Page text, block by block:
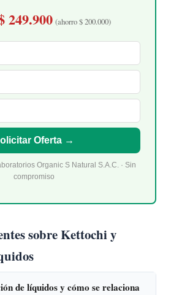
249.900 (ahorro $ 200.000)
Oferta →
Organic S Natural S.A.C. · Sin
compromiso
sobre Kettochi y
de líquidos y cómo se relaciona